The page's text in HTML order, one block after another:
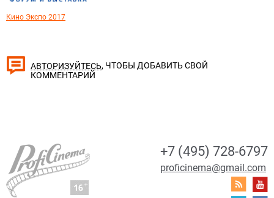
Кино Экспо 2017
АВТОРИЗУЙТЕСЬ, ЧТОБЫ ДОБАВИТЬ СВОЙ
КОММЕНТАРИЙ
+7 (495) 728-6797
proficinema@gmail.com